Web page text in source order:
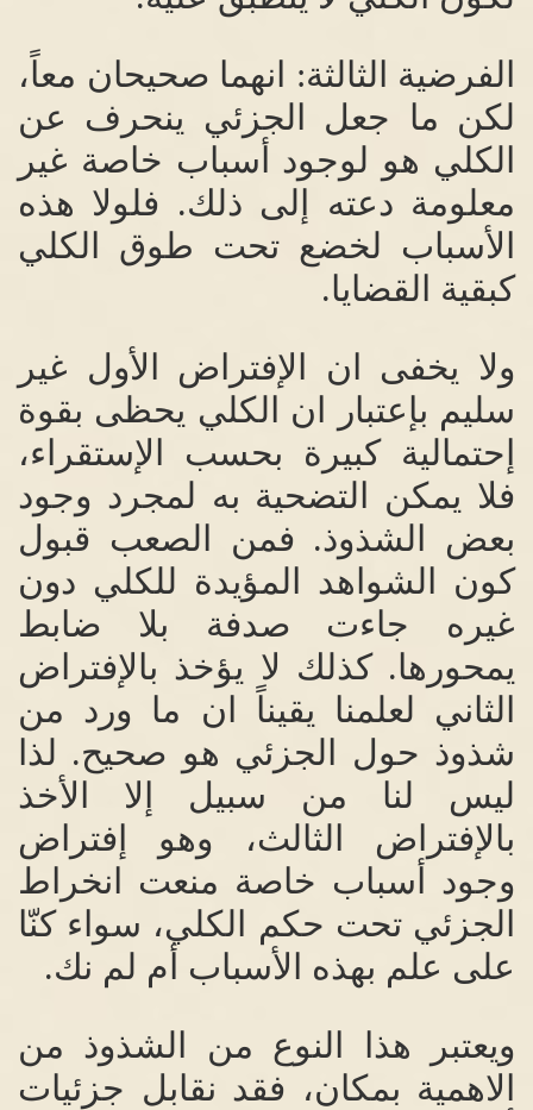
الفرضية الثالثة: انهما صحيحان معاً،
لكن ما جعل الجزئي ينحرف عن
الكلي هو لوجود أسباب خاصة غير
معلومة دعته إلى ذلك. فلولا هذه
الأسباب لخضع تحت طوق الكلي
كبقية القضايا.
ولا يخفى ان الإفتراض الأول غير
سليم بإعتبار ان الكلي يحظى بقوة
إحتمالية كبيرة بحسب الإستقراء،
فلا يمكن التضحية به لمجرد وجود
بعض الشذوذ. فمن الصعب قبول
كون الشواهد المؤيدة للكلي دون
غيره جاءت صدفة بلا ضابط
يمحورها.كذلك لا يؤخذ بالإفتراض
الثاني لعلمنا يقيناً ان ما ورد من
شذوذ حول الجزئي هو صحيح. لذا
ليس لنا من سبيل إلا الأخذ
بالإفتراض الثالث، وهو إفتراض
وجود أسباب خاصة منعت انخراط
الجزئي تحت حكم الكلي، سواء كنّا
على علم بهذه الأسباب أم لم نك.
ويعتبر هذا النوع من الشذوذ من
الاهمية بمكان، فقد نقابل جزئيات